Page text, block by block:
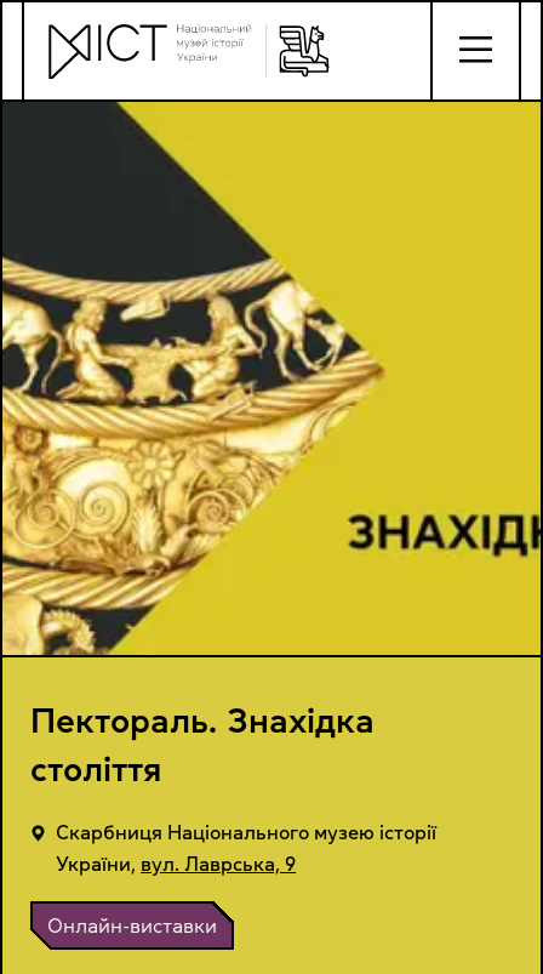
Пектораль. Знахідка
століття
Cкарбниця Національного музею історії
України
вул. Лаврська, 9
Онлайн-виставки